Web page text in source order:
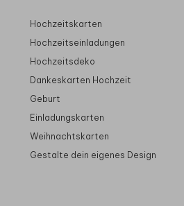
Hochzeitskarten
Hochzeitseinladungen
Hochzeitsdeko
Dankeskarten Hochzeit
Geburt
Einladungskarten
Weihnachtskarten
Gestalte dein eigenes Design